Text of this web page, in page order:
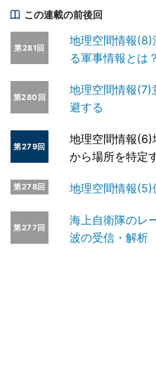
この連載の前後回
第281回
地理空間情報(8)
る軍事情報とは？
第280回
地理空間情報(7)
避する
第279回
地理空間情報
から場所を特定
第278回 地理空間情報(5)
第277回
海上自衛隊のレ
波の受信・解析